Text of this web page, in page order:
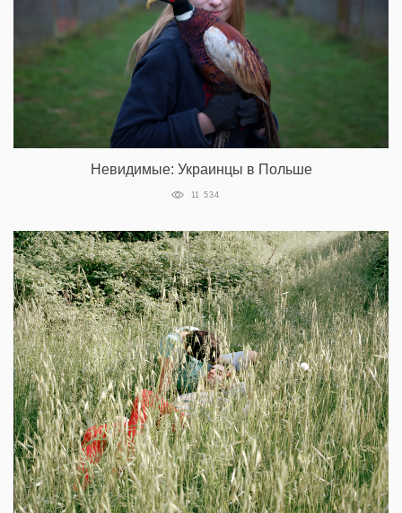
Невидимые: Украинцы в Польше
11 534